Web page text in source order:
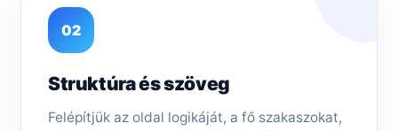
02
Struktúra és szöveg
Felépítjük az oldal logikáját, a fő szakaszokat,